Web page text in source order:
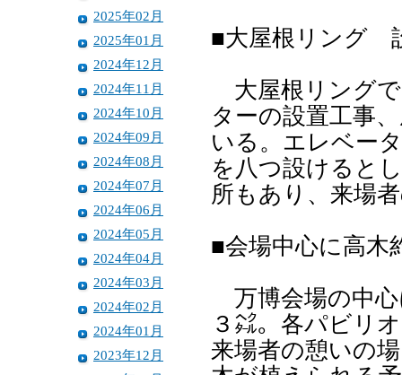
2025年02月
2025年01月
2024年12月
2024年11月
2024年10月
2024年09月
2024年08月
2024年07月
2024年06月
2024年05月
2024年04月
2024年03月
2024年02月
2024年01月
2023年12月
■大屋根リング
大屋根リング
ターの設置工事
いる。エレベー
を八つ設けると
所もあり、来場
■会場中心に高木
万博会場の中心
３㌶。各パビリ
来場者の憩いの